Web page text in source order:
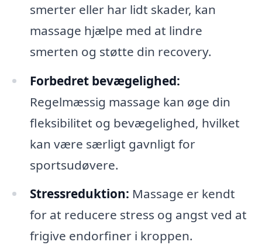
smerter eller har lidt skader, kan
massage hjælpe med at lindre
smerten og støtte din recovery.
Forbedret bevægelighed:
Regelmæssig massage kan øge din
fleksibilitet og bevægelighed, hvilket
kan være særligt gavnligt for
sportsudøvere.
Stressreduktion: Massage er kendt
for at reducere stress og angst ved at
frigive endorfiner i kroppen.